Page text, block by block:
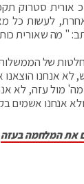
סטרוק
לעשות כל
" מה שאורית
של
לא אנחנו
מול עזה, לא
אנחנו אשמים
את המלחמה בעזה